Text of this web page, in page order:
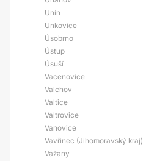
Unín
Unkovice
Úsobrno
Ústup
Úsuší
Vacenovice
Valchov
Valtice
Valtrovice
Vanovice
Vavřinec (Jihomoravský kraj)
Vážany